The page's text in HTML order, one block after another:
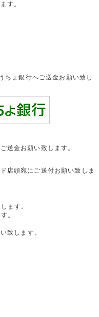
す。
ちょ銀行へご送金お願い致し
送金お願い致します。
店頭宛にご送付お願い致しま
ます。
。
致します。